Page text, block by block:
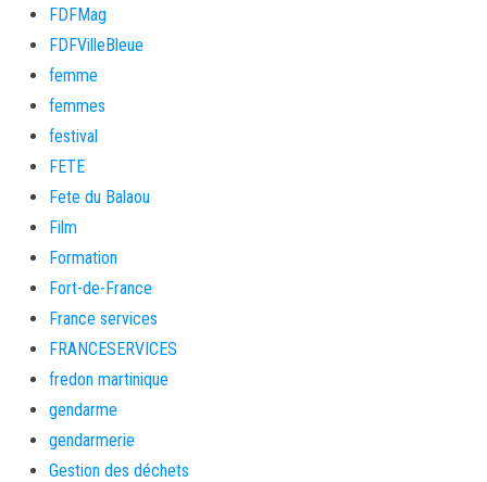
FDFMag
FDFVilleBleue
femme
femmes
festival
FETE
Fete du Balaou
Film
Formation
Fort-de-France
France services
FRANCESERVICES
fredon martinique
gendarme
gendarmerie
Gestion des déchets